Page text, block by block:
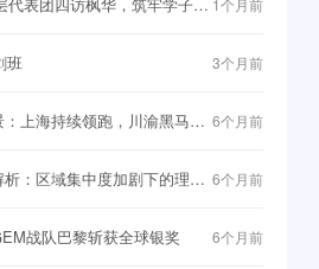
1个月前
班 3个月前
上海持续领跑，川渝黑马频 6个月前
：区域集中度加剧下的理性 6个月前
战队巴黎斩获全球银奖 6个月前